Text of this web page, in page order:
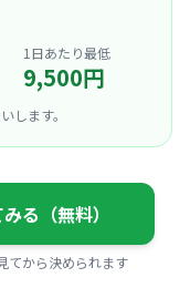
1日あたり最低
9,500円
します。
る（無料）
てから決められます